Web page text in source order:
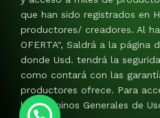
que han sido registrados en
productores/ creadores. Al
OFERTA", Saldrá a la página
donde Usd. tendrá la
como contará con las
productores ofrece. Para
los Términos Generales de